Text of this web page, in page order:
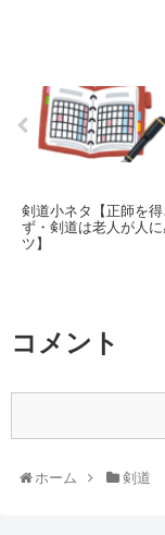
剣道小ネタ【正師を
ず・剣道は老人が人
ツ】
コメント
ホーム 剣道